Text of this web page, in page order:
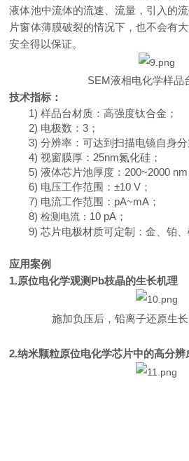
液体池中流体的流速、流量，引入的
片窗体薄膜破裂的情况下，也不会有
安全得以保证。
SEM液相电化学样品
技术指标：
1)样品台材质：高强度钛合金；
2) 电极数：3 ；
3)分辨率：可达到扫描电镜自身分
4)视窗膜厚： 25nm氮化硅；
5)液体芯片池厚度： 200~2000 nm
6) 电压工作范围：±10 V ；
7) 电流工作范围： pA~mA ；
8)检测电流： 10 pA ；
9)芯片电极材质可定制：金、铂、
应用案例
1.原位电化学观测 Pb枝晶的生长机理
施加负压后，铅离子还原生
2.纳米颗粒原位电化学芯片中的高分